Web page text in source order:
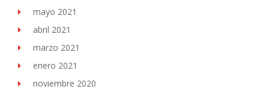
mayo 2021
abril 2021
marzo 2021
enero 2021
noviembre 2020